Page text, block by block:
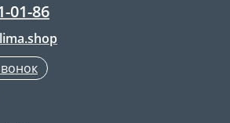
01-86